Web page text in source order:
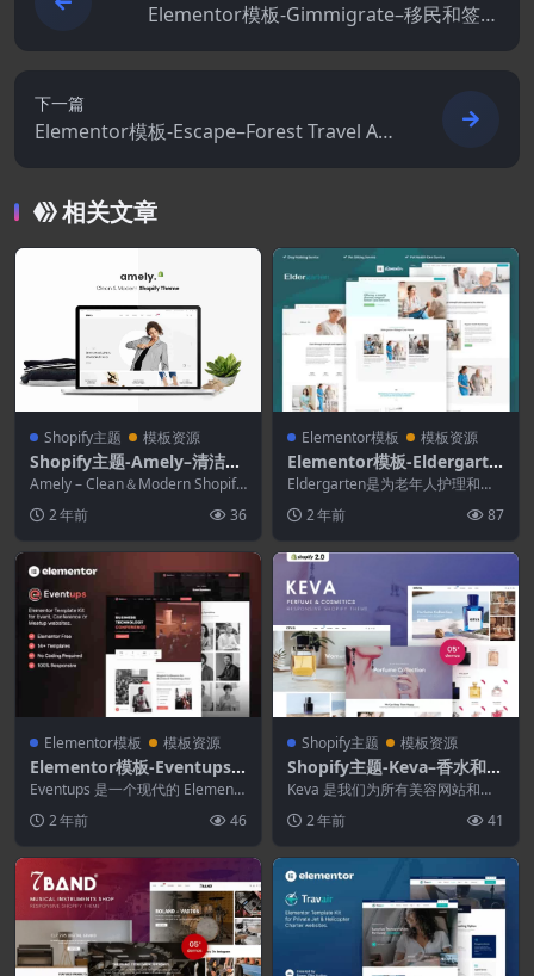
Elementor模板-Gimmigrate–移民和签证
下一篇
Elementor模板-Escape–Forest Travel Adv
相关文章
Shopify主题 模板资源
Shopify主题-Amely–清洁与
现代Shopify主题
Amely – Clean＆Modern Shopify
2 年前 36
Elementor模板 模板资源
Elementor模板-Eldergarte
n–老年护理和老年之家
Eldergarten是为老年人护理和老
r... 2 年前 87
Elementor模板 模板资源
Elementor模板-Eventups–
活动和会议Elementor模板
套件
Eventups 是一个现代的 Elemento
议...2 年前 46
Shopify主题 模板资源
Shopify主题-Keva–香水和化
妆品Shopify主题
Keva 是我们为所有美容网站和化
子商务主题。除了...
2 年前 41